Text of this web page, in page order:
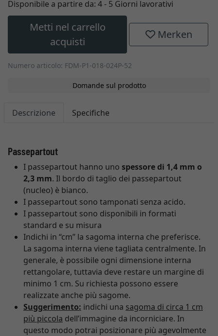
Disponibile a partire da: 4 - 5 Giorni lavorativi
Metti nel carrello
acquisti
Merken
Numero articolo: FDM-P1-018-024P-52
Domande sul prodotto
Descrizione Specifiche
Passepartout
I passepartout hanno uno spessore di 1,4 mm o
2,3 mm. Il bordo di taglio dei passepartout
(nucleo) è bianco.
I passepartout sono tamponati senza acido.
I passepartout sono disponibili in formati
standard e su misura
Indichi in “cm” la sagoma interna che preferisce.
La sagoma interna viene tagliata centralmente. In
generale, è possibile ogni dimensione interna
rettangolare, tuttavia deve restare un margine di
minimo 1 cm. Su richiesta possono essere
realizzate anche più sagome.
Suggerimento: indichi una sagoma di circa 1 cm
più piccola dell’immagine da incorniciare. In
questo modo potrai posizionare più agevolmente